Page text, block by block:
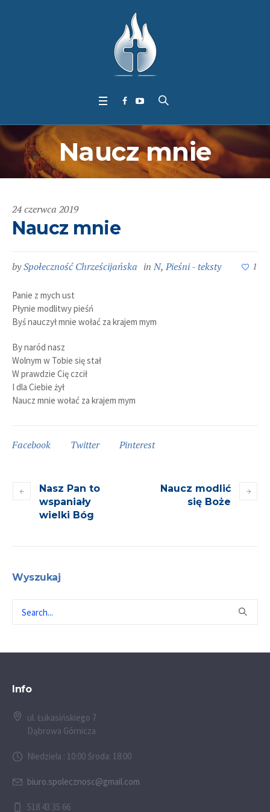
Naucz mnie
24 czerwca 2019
Naucz mnie
bySpołeczność Chrześcijańska inN,Pieśni - teksty 1
Panie z mych ust
Płynie modlitwy pieśń
Byś nauczył mnie wołać za krajem mym
By naród nasz
Wolnym w Tobie się stał
W prawdzie Cię czcił
I dla Ciebie żył
Naucz mnie wołać za krajem mym
Facebook Twitter Pinterest
Nasz Pan to
wspaniały
wielki Bóg
Naucz modlić
się Boże
Wyszukaj
Info
ul. Łukasińskiego 7
Dąbrowa Górnicza
Niedziela : 10:00 Środa: 18:00
biuro.spolecznosc@gmail.com
518 43 35 66